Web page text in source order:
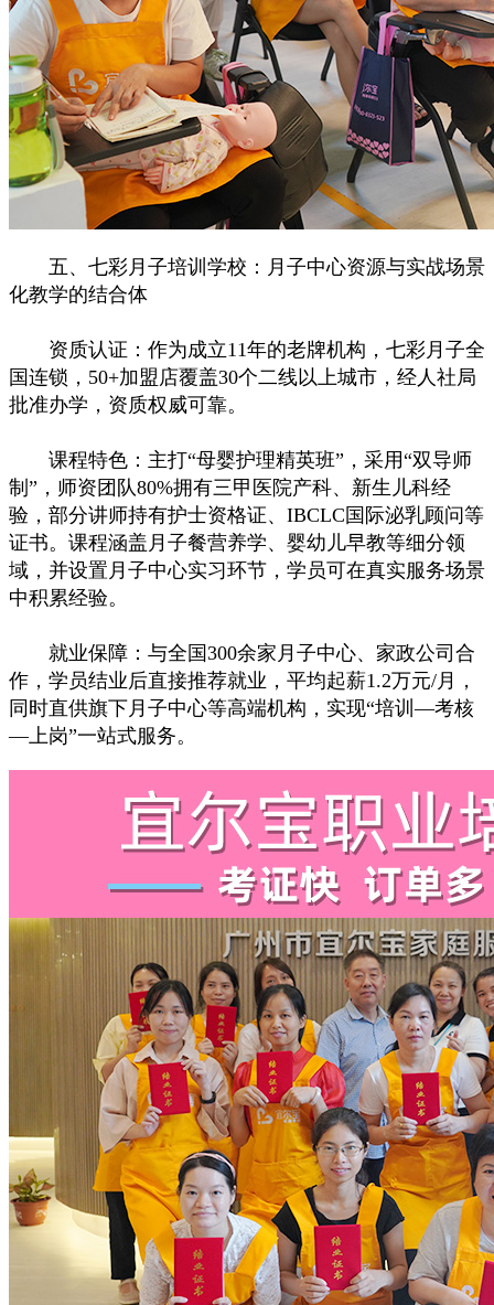
五、七彩月子培训学校：月子中心资源与实战场景
化教学的结合体
资质认证：作为成立11年的老牌机构，七彩月子全
国连锁，50+加盟店覆盖30个二线以上城市，经人社局
批准办学，资质权威可靠。
课程特色：主打“母婴护理精英班”，采用“双导师
制”，师资团队80%拥有三甲医院产科、新生儿科经
验，部分讲师持有护士资格证、IBCLC国际泌乳顾问等
证书。课程涵盖月子餐营养学、婴幼儿早教等细分领
域，并设置月子中心实习环节，学员可在真实服务场景
中积累经验。
就业保障：与全国300余家月子中心、家政公司合
作，学员结业后直接推荐就业，平均起薪1.2万元/月，
同时直供旗下月子中心等高端机构，实现“培训—考核
—上岗”一站式服务。